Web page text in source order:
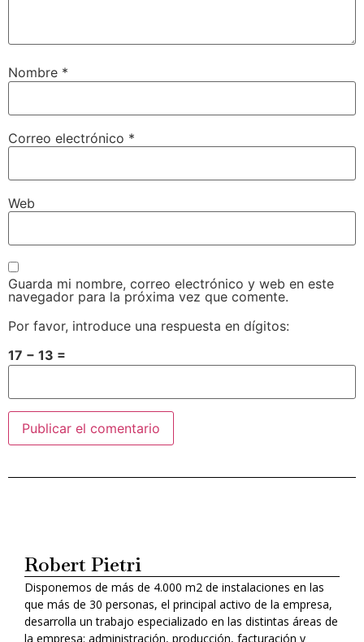
Nombre *
Correo electrónico *
Web
Guarda mi nombre, correo electrónico y web en este
navegador para la próxima vez que comente.
Por favor, introduce una respuesta en dígitos:
17 − 13 =
Robert Pietri
Disponemos de más de 4.000 m2 de instalaciones en las
que más de 30 personas, el principal activo de la empresa,
desarrolla un trabajo especializado en las distintas áreas de
la empresa: administración, producción, facturación y